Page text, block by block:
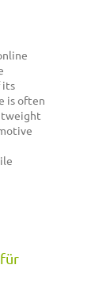
its
is often